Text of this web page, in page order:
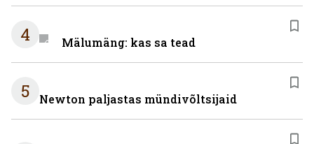
4 Mälumäng: kas sa tead
5 Newton paljastas mündivõltsijaid